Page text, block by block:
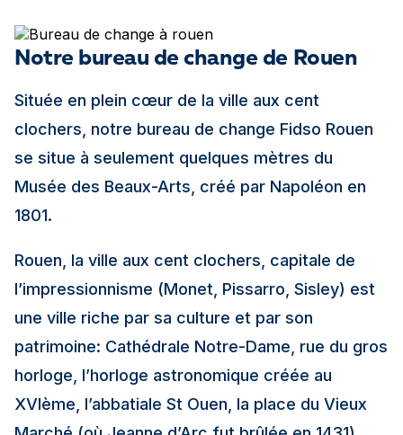
Notre bureau de change de Rouen
Située en plein cœur de la ville aux cent
clochers, notre bureau de change Fidso Rouen
se situe à seulement quelques mètres du
Musée des Beaux-Arts, créé par Napoléon en
1801.
Rouen, la ville aux cent clochers, capitale de
l’impressionnisme (Monet, Pissarro, Sisley) est
une ville riche par sa culture et par son
patrimoine: Cathédrale Notre-Dame, rue du gros
horloge, l’horloge astronomique créée au
XVIème, l’abbatiale St Ouen, la place du Vieux